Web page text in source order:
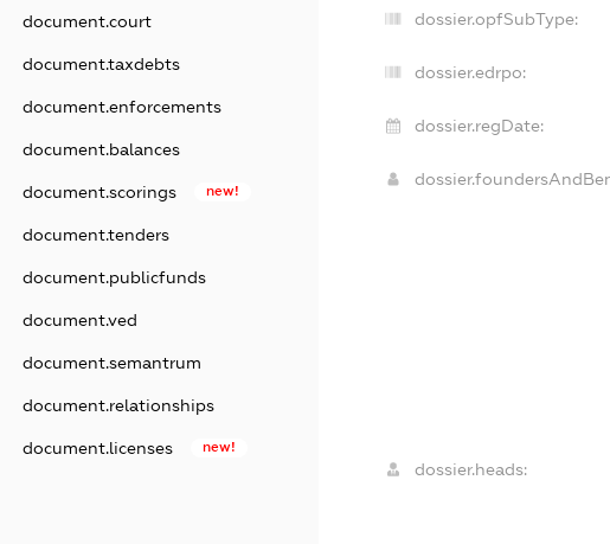
document.court
document.taxdebts
document.enforcements
document.balances
document.scorings new!
document.tenders
document.publicfunds
document.ved
document.semantrum
document.relationships
document.licenses new!
dossier.opfSubType:
dossier.edrpo:
dossier.regDate:
dossier.heads: